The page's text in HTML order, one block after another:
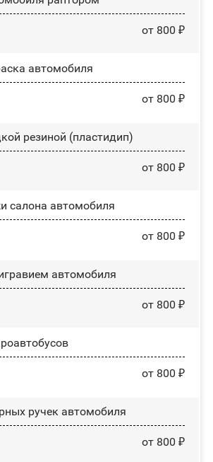
от 800 ₽
автомобиля
от 800 ₽
резиной (пластидип)
от 800 ₽
салона автомобиля
от 800 ₽
автомобиля
от 800 ₽
от 800 ₽
ручек автомобиля
от 800 ₽